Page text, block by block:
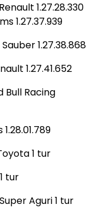
1.27.28.330
1.27.37.939
1.27.38.868
1.27.41.652
Bull Racing
1 tur
tur
Aguri 1 tur